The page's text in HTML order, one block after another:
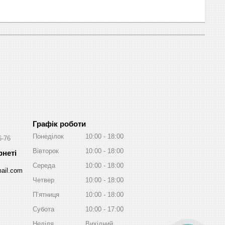
76
Графік роботи
Понеділок 10:00
18:00
Вівторок
10:00
18:00
Середа
10:00
18:00
Четвер
10:00
18:00
Пʼятниця
10:00
18:00
Субота
10:00
17:00